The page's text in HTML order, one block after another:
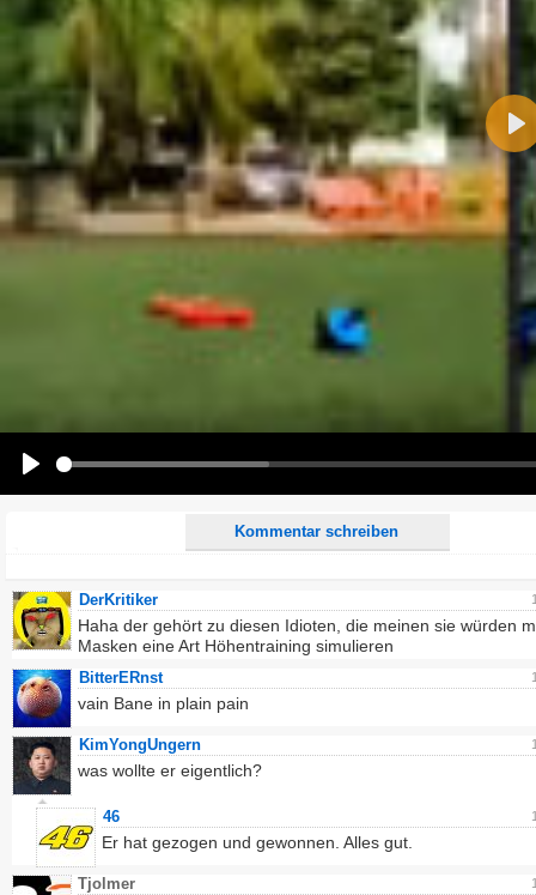
Kommentar schreiben
Ich möchte eine E-Mail, wenn auf dieser Seite weitere Kommentare erscheinen.
DerKritiker
Haha der gehört zu diesen Idioten, die meinen sie würden
Masken eine Art Höhentraining simulieren
BitterERnst
vain Bane in plain pain
KimYongUngern
was wollte er eigentlich?
46
Er hat gezogen und gewonnen. Alles gut.
Tjolmer